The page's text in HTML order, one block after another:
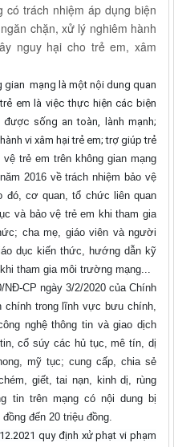
có trách nhiệm áp dụng biện
chặn, xử lý nghiêm hành
nguy hại cho trẻ em, xâm
gian mạng là một nội dung quan
em là việc thực hiện các biện
sống an toàn, lành mạnh;
vi xâm hại trẻ em; trợ giúp trẻ
vệ trẻ em trên không gian mạng
2016 về trách nhiệm bảo vệ
đó, cơ quan, tổ chức liên quan
và bảo vệ trẻ em khi tham gia
cha mẹ, giáo viên và người
dục kiến thức, hướng dẫn kỹ
tham gia môi trường mạng...
CP ngày 3/2/2020 của Chính
chính trong lĩnh vực bưu chính,
nghệ thông tin và giao dịch
cổ súy các hủ tục, mê tín, dị
mỹ tục; cung cấp, chia sẻ
giết, tai nạn, kinh dị, rùng
tin trên mạng có nội dung bị
đến 20 triệu đồng.
quy định xử phạt vi phạm